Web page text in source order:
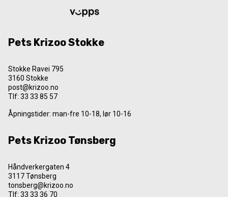
Pets Krizoo Stokke
Stokke Ravei 795
3160 Stokke
post@krizoo.no
Tlf: 33 33 85 57
Åpningstider: man-fre 10-18, lør 10-16
Pets Krizoo Tønsberg
Håndverkergaten 4
3117 Tønsberg
tonsberg@krizoo.no
Tlf: 33 33 36 70